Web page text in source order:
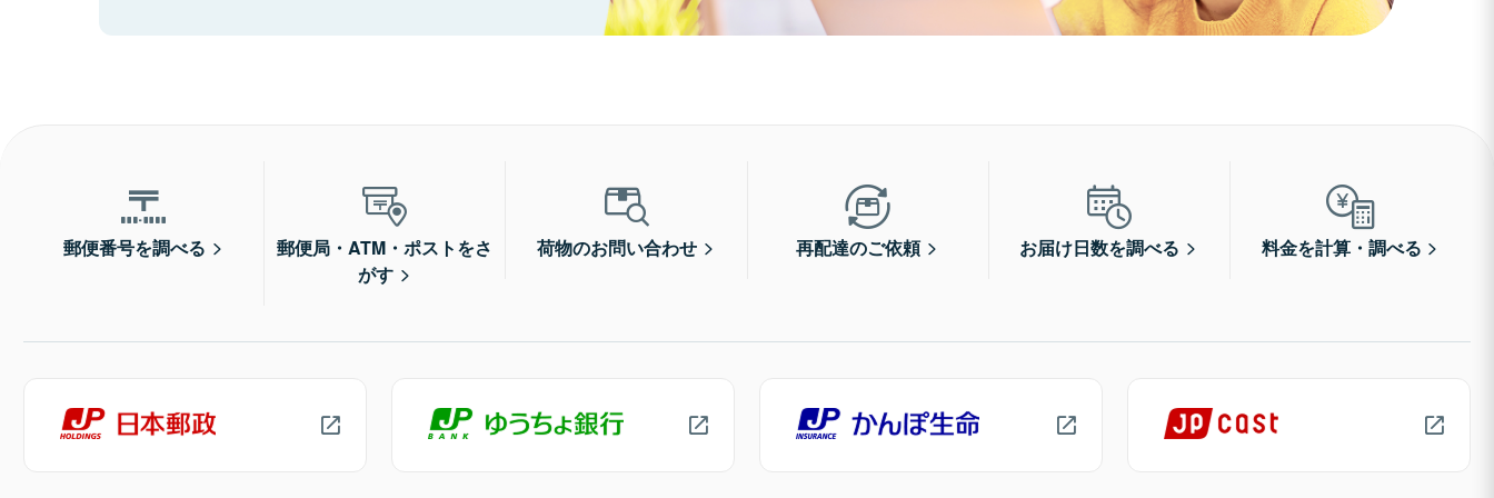
郵便番号を調べる
郵便局・ATM・ポストをさ
がす
荷物のお問い合わせ 再配達のご依頼 お届け日数を調べる 料金を計算・調べる